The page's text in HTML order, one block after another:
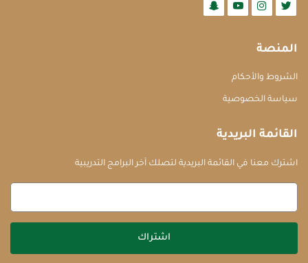
المنصة
الشروط والأحكام
سياسة الخصوصية
القائمة البريدية
اشترك معنا في القائمة البريدية لتصلك آخر البرامج التدريبية
اشتراك